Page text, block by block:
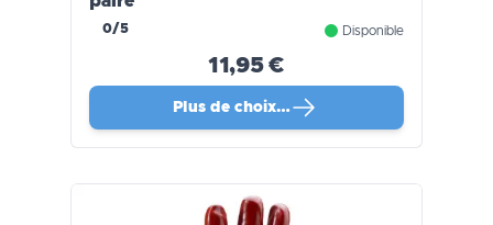
0/5 Disponible
11,95 €
Plus de choix…